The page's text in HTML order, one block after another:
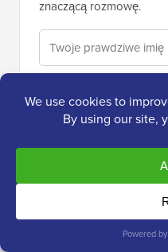
znaczącą rozmowę.